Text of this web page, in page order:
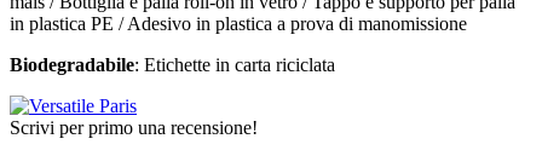
in plastica PE / Adesivo in plastica a prova di manomissione
Biodegradabile: Etichette in carta riciclata
Scrivi per primo una recensione!